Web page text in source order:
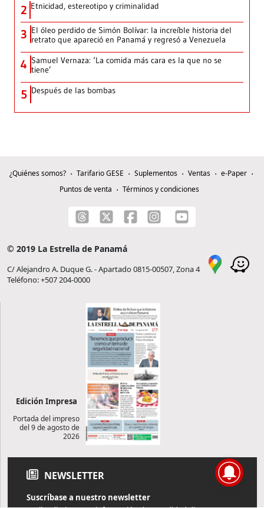
2 Etnicidad, estereotipo y criminalidad
3 El óleo perdido de Simón Bolívar: la increíble historia del
retrato que apareció en Panamá y regresó a Venezuela
4 Samuel Vernaza: ‘La comida más cara es la que no se
tiene’
5 Después de las bombas
¿Quiénes somos? Tarifario GESE Suplementos Ventas
e-Paper
Puntos de venta
Términos y condiciones
© 2019 La Estrella de Panamá
C/ Alejandro A. Duque G. - Apartado 0815-00507, Zona 4
Teléfono: +507 204-0000
Edición Impresa
Portada del impreso
del 9 de agosto de
2026
NEWSLETTER
Suscríbase a nuestro newsletter